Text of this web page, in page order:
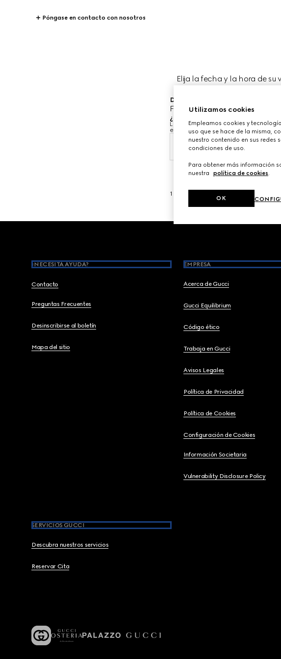
Póngase en contacto con nosotros
Elija la fecha y la hora de su
Donde le gustaria visitarnos?
Far Eastern department store
¿Cuándo le gustaría agendar su
Las fechas y horas se muestran en
equipo de asesoría de clientes.
10 ago. 2026
1
Footer
¿NECESITA AYUDA?
Contacto
Preguntas Frecuentes
Desinscribirse al boletín
Mapa del sitio
EMPRESA
Acerca de Gucci
Gucci Equilibrium
Código ético
Trabaja en Gucci
Avisos Legales
Política de Privacidad
Política de Cookies
Configuración de Cookies
Información Societaria
Vulnerability Disclosure Policy
SERVICIOS GUCCI
Descubra nuestros servicios
Reservar Cita
Utilizamos cookies
Empleamos cookies y
uso que se hace de la misma,
nuestro contenido en sus redes
condiciones de uso.
Para obtener más información
nuestra
política de cookies.
OK